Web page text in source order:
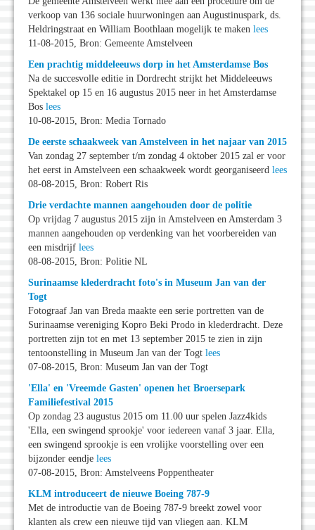
verkoop van 136 sociale huurwoningen aan Augustinuspark, ds.
Heldringstraat en William Boothlaan mogelijk te maken lees
11-08-2015, Bron: Gemeente Amstelveen
Een prachtig middeleeuws dorp in het Amsterdamse Bos
Na de succesvolle editie in Dordrecht strijkt het Middeleeuws
Spektakel op 15 en 16 augustus 2015 neer in het Amsterdamse
Bos lees
10-08-2015, Bron: Media Tornado
De eerste schaakweek van Amstelveen in het najaar van 2015
Van zondag 27 september t/m zondag 4 oktober 2015 zal er voor
het eerst in Amstelveen een schaakweek wordt georganiseerd lees
08-08-2015, Bron: Robert Ris
Drie verdachte mannen aangehouden door de politie
Op vrijdag 7 augustus 2015 zijn in Amstelveen en Amsterdam 3
mannen aangehouden op verdenking van het voorbereiden van
een misdrijf lees
08-08-2015, Bron: Politie NL
Surinaamse klederdracht foto's in Museum Jan van der
Togt
Fotograaf Jan van Breda maakte een serie portretten van de
Surinaamse vereniging Kopro Beki Prodo in klederdracht. Deze
portretten zijn tot en met 13 september 2015 te zien in zijn
tentoonstelling in Museum Jan van der Togt lees
07-08-2015, Bron: Museum Jan van der Togt
'Ella' en 'Vreemde Gasten' openen het Broersepark
Familiefestival 2015
Op zondag 23 augustus 2015 om 11.00 uur spelen Jazz4kids
'Ella, een swingend sprookje' voor iedereen vanaf 3 jaar. Ella,
een swingend sprookje is een vrolijke voorstelling over een
bijzonder eendje lees
07-08-2015, Bron: Amstelveens Poppentheater
KLM introduceert de nieuwe Boeing 787-9
Met de introductie van de Boeing 787-9 breekt zowel voor
klanten als crew een nieuwe tijd van vliegen aan. KLM